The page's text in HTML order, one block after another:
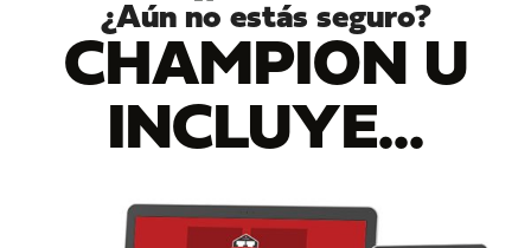
¿Aún no estás seguro?
CHAMPION U
INCLUYE...